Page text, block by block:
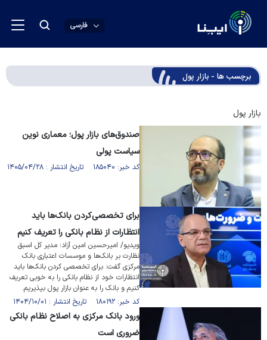
فارسی
برچسب ها - بازار پول
بازار پول
صندوق‌های بازار پول؛ معماری نوین
سیاست پولی
کد خبر: ۱۸۵۰۴۰ تاریخ انتشار : ۱۴۰۵/۰۴/۲۸
برای تخصصی‌کردن بانک‌ها باید
انتظارات از نظام بانکی را تعریف کنیم
ویدیو/ امیرحسین امین آزاد؛ مدیر کل اسبق
نظارت بر بانک‌ها و موسسات اعتباری بانک
مرکزی گفت: برای تخصصی کردن بانک‌ها باید
انتظارات خود از نظام بانکی را به خوبی تعریف
کنیم و بانک را به عنوان بازار پول بپذیریم.
کد خبر: ۱۸۰۱۹۲ تاریخ انتشار : ۱۴۰۴/۱۰/۰۱
ورود بانک مرکزی به اصلاح نظام بانکی
ضروری است